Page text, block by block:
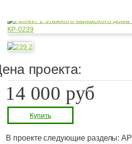
проекта:
14 000 руб
Купить
В проекте следующие разделы: АР